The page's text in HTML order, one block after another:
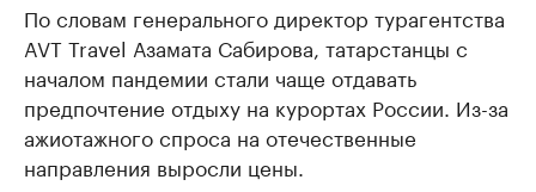
По словам генерального директор турагентства
AVT Travel Азамата Сабирова, татарстанцы с
началом пандемии стали чаще отдавать
предпочтение отдыху на курортах России. Из-за
ажиотажного спроса на отечественные
направления выросли цены.